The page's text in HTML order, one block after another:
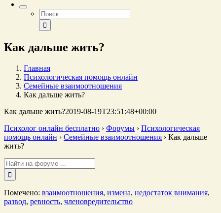
Результат
поиска:
Как дальше жить?
Главная
Психологическая помощь онлайн
Семейные взаимоотношения
Как дальше жить?
Как дальше жить?2019-08-19T23:51:48+00:00
Психолог онлайн бесплатно › Форумы › Психологическая
помощь онлайн › Семейные взаимоотношения › Как дальше
жить?
Поиск:
Помечено: взаимоотношения, измена, недостаток внимания,
развод, ревность, членовредительство